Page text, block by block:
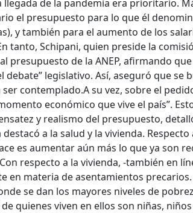
de la pandemia era prioritario.
el presupuesto para lo que él
y también para el aumento de los
tanto, Schipani, quien preside la
presupuesto de la ANEP, afirmando
legislativo. Así, aseguró que se
contemplado.A su vez, sobre el
económico que vive el país”.
y realismo del presupuesto,
a la salud y la vivienda.
es aumentar aún más lo que ya son
respecto a la vivienda, -también en
en materia de asentamientos
se dan los mayores niveles de
quienes viven en ellos son niñas,